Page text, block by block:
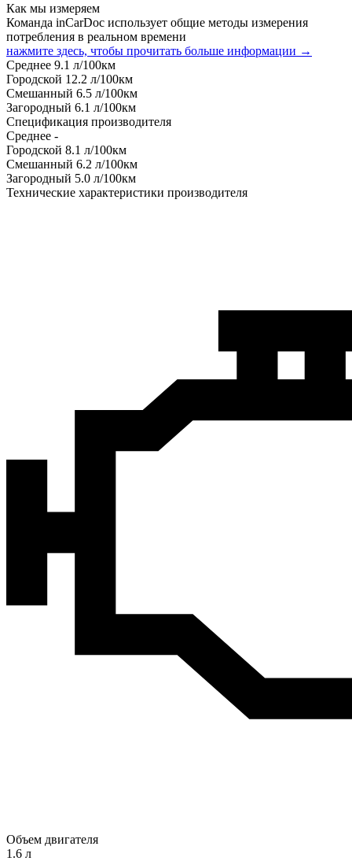
Как мы измеряем
Команда inCarDoc использует общие методы измерения
потребления в реальном времени
нажмите здесь, чтобы прочитать больше информации →
Среднее 9.1 л/100км
Городской 12.2 л/100км
Смешанный 6.5 л/100км
Загородный 6.1 л/100км
Спецификация производителя
Среднее -
Городской 8.1 л/100км
Смешанный 6.2 л/100км
Загородный 5.0 л/100км
Технические характеристики производителя
Объем двигателя
1.6 л